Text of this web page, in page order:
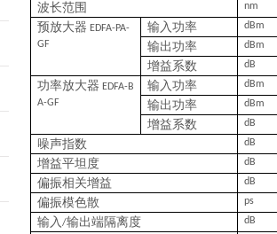
波长范围 nm
预放大器 EDFA-PA-
GF
输入功率 dBm
输出功率
dBm
增益系数
dB
功率放大器 EDFA-B
A-GF
输入功率 dBm
输出功率 dBm
增益系数 dB
噪声指数 dB
增益平坦度 dB
偏振相关增益 dB
偏振模色散 ps
输入/输出端隔离度 dB